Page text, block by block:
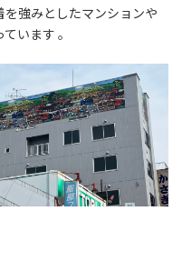
強みとしたマンションや
います 。